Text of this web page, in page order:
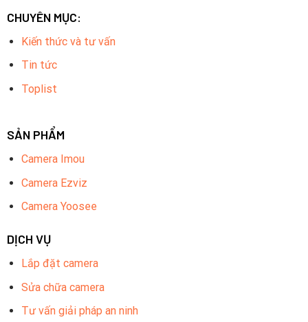
CHUYÊN MỤC:
Kiến thức và tư vấn
Tin tức
Toplist
SẢN PHẨM
Camera Imou
Camera Ezviz
Camera Yoosee
DỊCH VỤ
Lắp đặt camera
Sửa chữa camera
Tư vấn giải pháp an ninh